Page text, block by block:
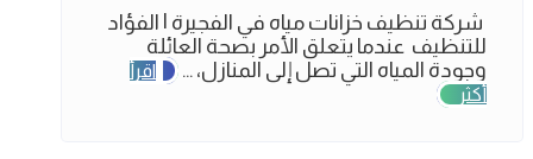
شركة تنظيف خزانات مياه في الفجيرة | الفؤاد
للتنظيف عندما يتعلق الأمر بصحة العائلة
وجودة المياه التي تصل إلى المنازل، ...
اقرأ
أكثر